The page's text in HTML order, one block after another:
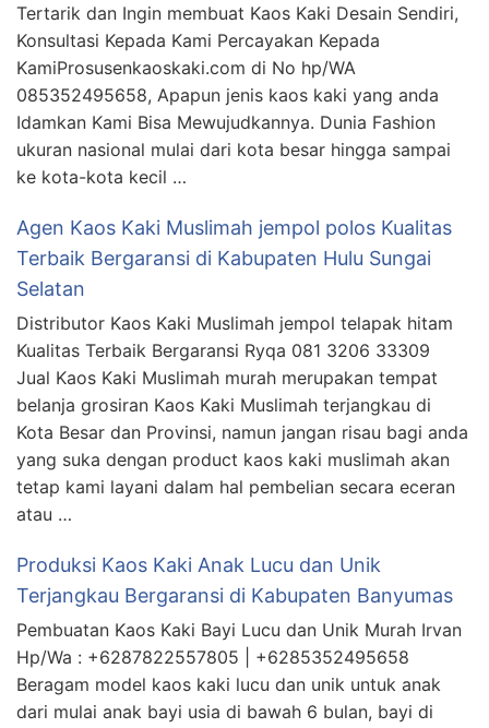
Tertarik dan Ingin membuat Kaos Kaki Desain Sendiri,
Konsultasi Kepada Kami Percayakan Kepada
KamiProsusenkaoskaki.com di No hp/WA
085352495658, Apapun jenis kaos kaki yang anda
Idamkan Kami Bisa Mewujudkannya. Dunia Fashion
ukuran nasional mulai dari kota besar hingga sampai
ke kota-kota kecil …
Agen Kaos Kaki Muslimah jempol polos Kualitas
Terbaik Bergaransi di Kabupaten Hulu Sungai
Selatan
Distributor Kaos Kaki Muslimah jempol telapak hitam
Kualitas Terbaik Bergaransi Ryqa 081 3206 33309
Jual Kaos Kaki Muslimah murah merupakan tempat
belanja grosiran Kaos Kaki Muslimah terjangkau di
Kota Besar dan Provinsi, namun jangan risau bagi anda
yang suka dengan product kaos kaki muslimah akan
tetap kami layani dalam hal pembelian secara eceran
atau …
Produksi Kaos Kaki Anak Lucu dan Unik
Terjangkau Bergaransi di Kabupaten Banyumas
Pembuatan Kaos Kaki Bayi Lucu dan Unik Murah Irvan
Hp/Wa : +6287822557805 | +6285352495658
Beragam model kaos kaki lucu dan unik untuk anak
dari mulai anak bayi usia di bawah 6 bulan, bayi di